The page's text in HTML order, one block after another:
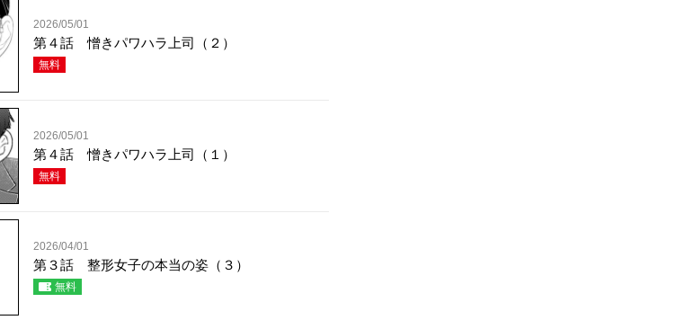
2026/05/01
第４話 憎きパワハラ上司（２）
無料
2026/05/01
第４話 憎きパワハラ上司（１）
無料
2026/04/01
第３話 整形女子の本当の姿（３）
無料